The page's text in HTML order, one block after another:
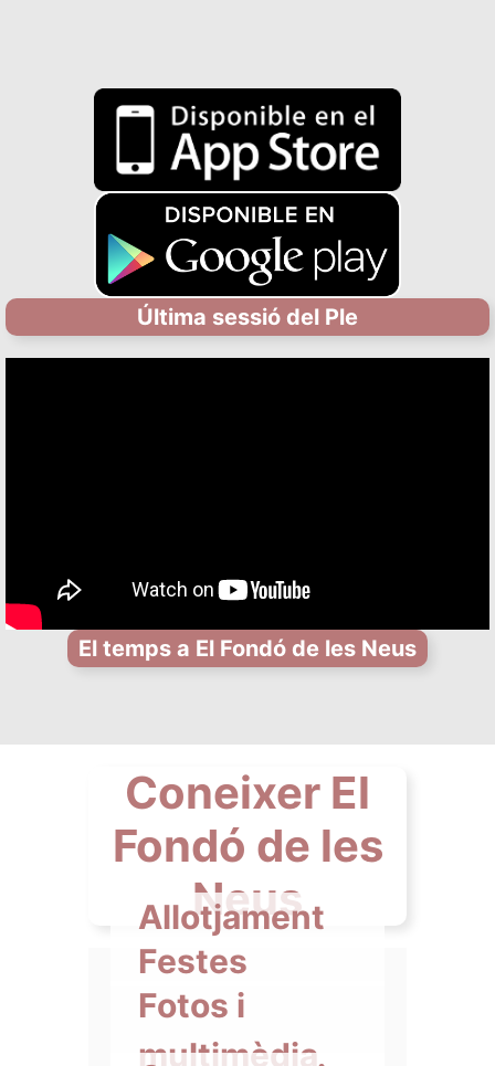
Última sessió del Ple
El temps a El Fondó de les Neus
Coneixer El
Fondó de les
Neus
Allotjament
Festes
Fotos i
multimèdia